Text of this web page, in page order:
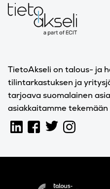
TietoAkseli on talous- ja
tilintarkastuksen ja
tarjoava suomalainen
asiakkaitamme